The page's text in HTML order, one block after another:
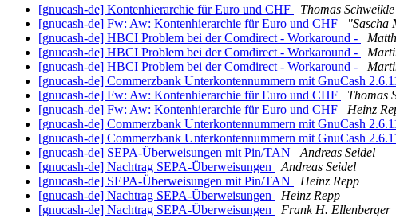
[gnucash-de] Kontenhierarchie für Euro und CHF
Thomas Schweikle
[gnucash-de] Fw: Aw: Kontenhierarchie für Euro und CHF
"Sascha
[gnucash-de] HBCI Problem bei der Comdirect - Workaround -
[gnucash-de] HBCI Problem bei der Comdirect - Workaround -
[gnucash-de] HBCI Problem bei der Comdirect - Workaround -
[gnucash-de] Commerzbank Unterkontennummern mit GnuCash
[gnucash-de] Fw: Aw: Kontenhierarchie für Euro und CHF
Thomas
[gnucash-de] Fw: Aw: Kontenhierarchie für Euro und CHF
Heinz
[gnucash-de] Commerzbank Unterkontennummern mit GnuCash
[gnucash-de] Commerzbank Unterkontennummern mit GnuCash
[gnucash-de] SEPA-Überweisungen mit Pin/TAN
Andreas Seidel
[gnucash-de] Nachtrag SEPA-Überweisungen
Andreas Seidel
[gnucash-de] SEPA-Überweisungen mit Pin/TAN
Heinz Repp
[gnucash-de] Nachtrag SEPA-Überweisungen
Heinz Repp
[gnucash-de] Nachtrag SEPA-Überweisungen
Frank H. Ellenberger